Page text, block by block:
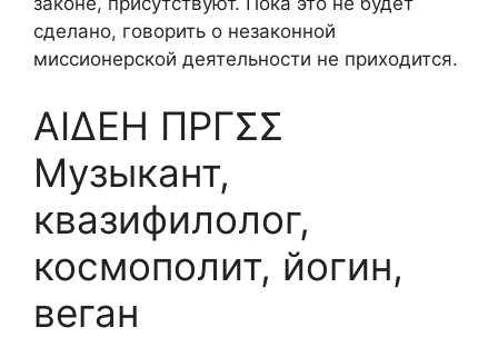
сделано, говорить о незаконной
миссионерской деятельности не приходится.
ΑΙΔΕΗ ΠΡΓΣΣ
Музыкант,
квазифилолог,
космополит, йогин,
веган